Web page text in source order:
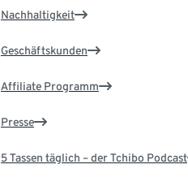
Nachhaltigkeit
Geschäftskunden
Affiliate Programm
Presse
5 Tassen täglich – der Tchibo Podcast